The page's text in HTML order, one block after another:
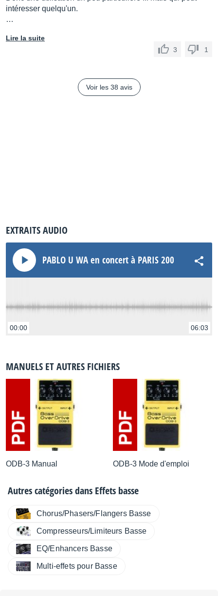
intéresser quelqu'un.
…
Lire la suite
3
1
Voir les 38 avis
EXTRAITS AUDIO
PABLO U WA en concert à PARIS 2005 &quot;
00:00 06:03
MANUELS ET AUTRES FICHIERS
ODB-3 Manual ODB-3 Mode d'emploi
Autres catégories dans Effets basse
Chorus/Phasers/Flangers Basse
Compresseurs/Limiteurs Basse
EQ/Enhancers Basse
Multi-effets pour Basse